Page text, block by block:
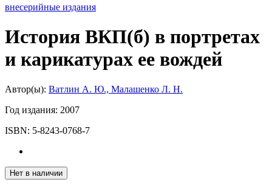
внесерийные издания
История ВКП(б) в портретах
и карикатурах ее вождей
Автор(ы): Ватлин А. Ю., Малашенко Л. Н.
Год издания: 2007
ISBN: 5-8243-0768-7
Нет в наличии